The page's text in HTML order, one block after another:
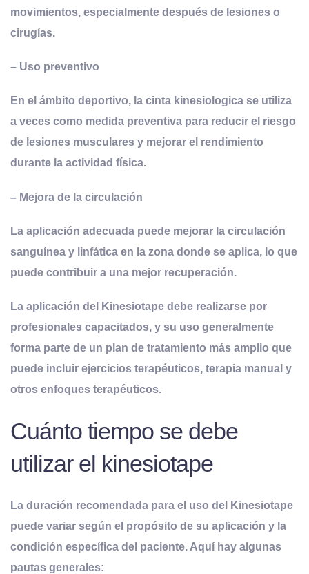
movimientos, especialmente después de lesiones o
cirugías.
– Uso preventivo
En el ámbito deportivo, la cinta kinesiologica se utiliza
a veces como medida preventiva para reducir el riesgo
de lesiones musculares y mejorar el rendimiento
durante la actividad física.
– Mejora de la circulación
La aplicación adecuada puede mejorar la circulación
sanguínea y linfática en la zona donde se aplica, lo que
puede contribuir a una mejor recuperación.
La aplicación del Kinesiotape debe realizarse por
profesionales capacitados, y su uso generalmente
forma parte de un plan de tratamiento más amplio que
puede incluir ejercicios terapéuticos, terapia manual y
otros enfoques terapéuticos.
Cuánto tiempo se debe
utilizar el kinesiotape
La duración recomendada para el uso del Kinesiotape
puede variar según el propósito de su aplicación y la
condición específica del paciente. Aquí hay algunas
pautas generales: